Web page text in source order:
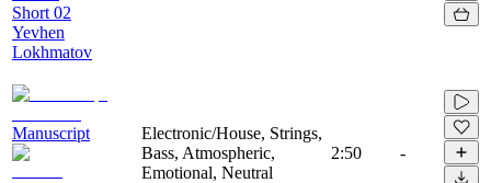
Short 02
Yevhen
Lokhmatov
Manuscript
Electronic/House, Strings,
Bass, Atmospheric,
Emotional, Neutral
2:50 -